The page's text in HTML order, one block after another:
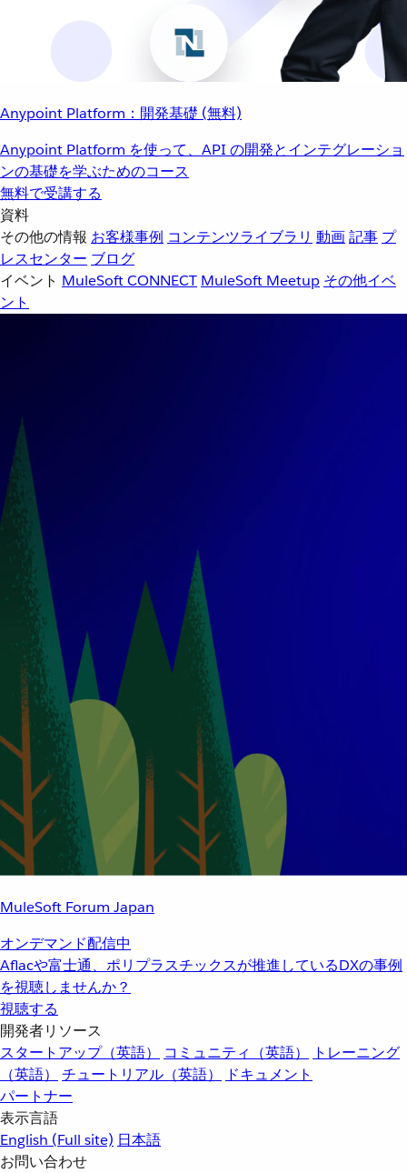
Anypoint Platform：開発基礎 (無料)
Anypoint Platform を使って、API の開発とインテグレーショ
ンの基礎を学ぶためのコース
無料で受講する
資料
その他の情報 お客様事例 コンテンツライブラリ 動画記事 プ
レスセンター ブログ
イベント MuleSoft CONNECT MuleSoft Meetup その他イベ
ント
MuleSoft Forum Japan
オンデマンド配信中
Aflacや富士通、ポリプラスチックスが推進しているDXの事例
を視聴しませんか？
視聴する
開発者リソース
スタートアップ（英語）
コミュニティ（英語）
トレーニング
（英語）
チュートリアル（英語）
ドキュメント
パートナー
表示言語
English (Full site) 日本語
お問い合わせ